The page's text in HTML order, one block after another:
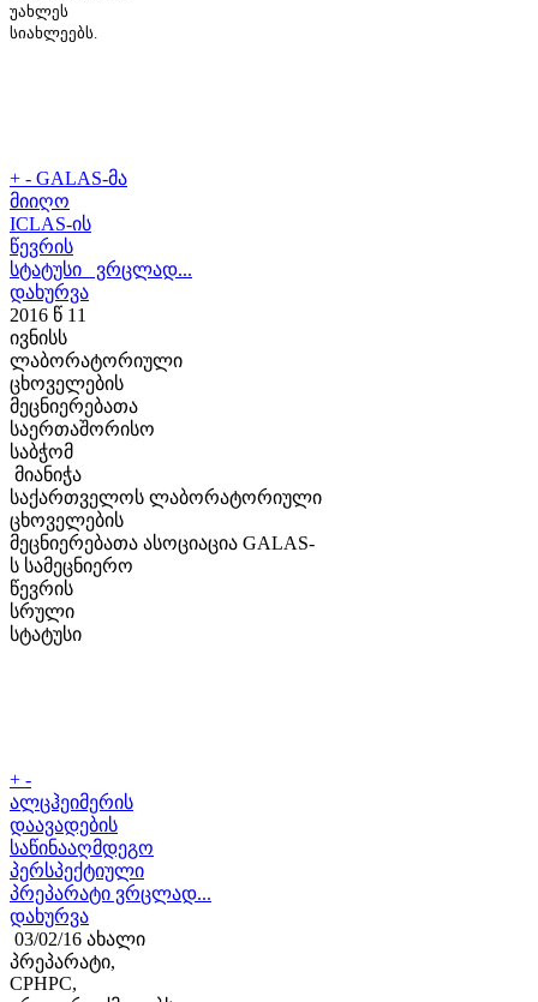
უახლეს
სიახლეებს.
+ - GALAS-მა
მიიღო
ICLAS-ის
წევრის
სტატუსი ვრცლად...
დახურვა
2016 წ 11
ივნისს
ლაბორატორიული
ცხოველების
მეცნიერებათა
საერთაშორისო
საბჭომ
მიანიჭა
საქართველოს ლაბორატორიული
ცხოველების
მეცნიერებათა ასოციაცია GALAS-
ს სამეცნიერო
წევრის
სრული
სტატუსი
+ -
ალცჰეიმერის
დაავადების
საწინააღმდეგო
პერსპექტიული
პრეპარატი ვრცლად...
დახურვა
03/02/16 ახალი
პრეპარატი,
CPHPC,